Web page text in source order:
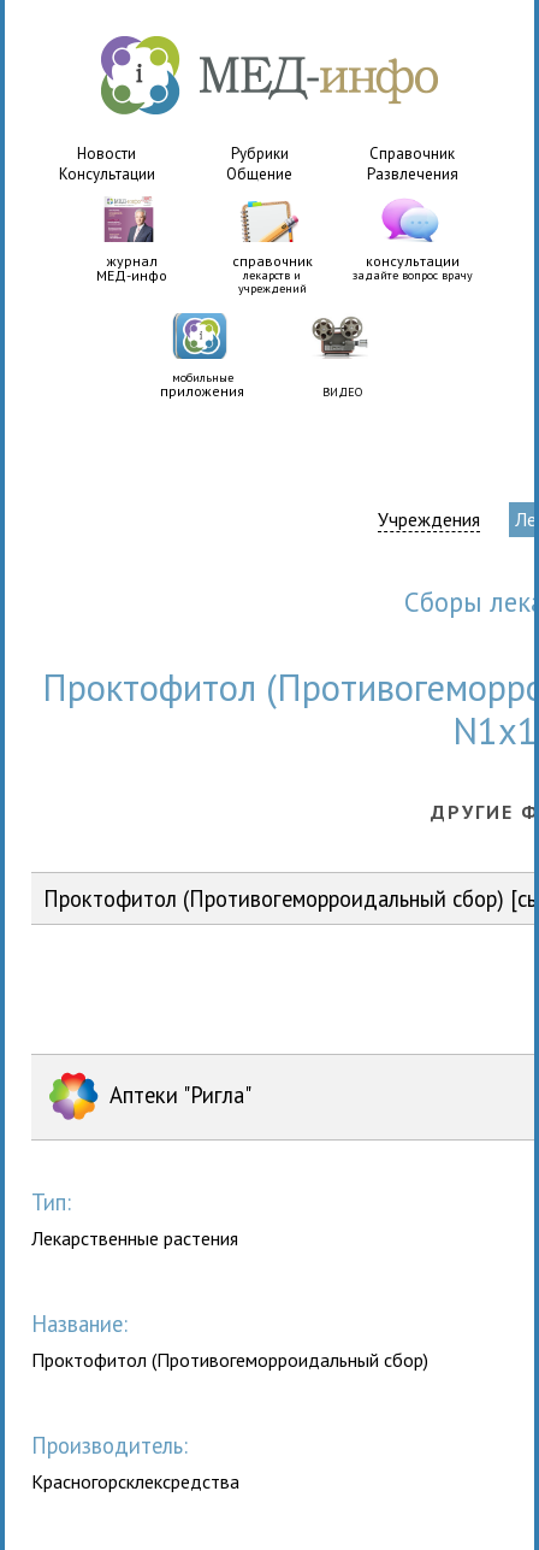
Новости Рубрики
Справочник
Консультации
Общение Развлечения
журнал
МЕД-инфо
справочник
лекарств и
учреждений
консультации
задайте вопрос врачу
мобильные
приложения ВИДЕО
Учреждения
Сбоpы
Проктофитол
ДРУГИЕ
Проктофитол (Противогеморроидальный сбор)
Аптеки "Ригла"
Тип:
Лекарственные растения
Название:
Проктофитол (Противогеморроидальный сбор)
Производитель:
Красногорсклексредства